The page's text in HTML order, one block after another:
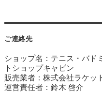
ご連絡先
ショップ名：テニス・バ
トショップキャビン
販売業者：株式会社ラケッ
運営責任者：鈴木 啓介